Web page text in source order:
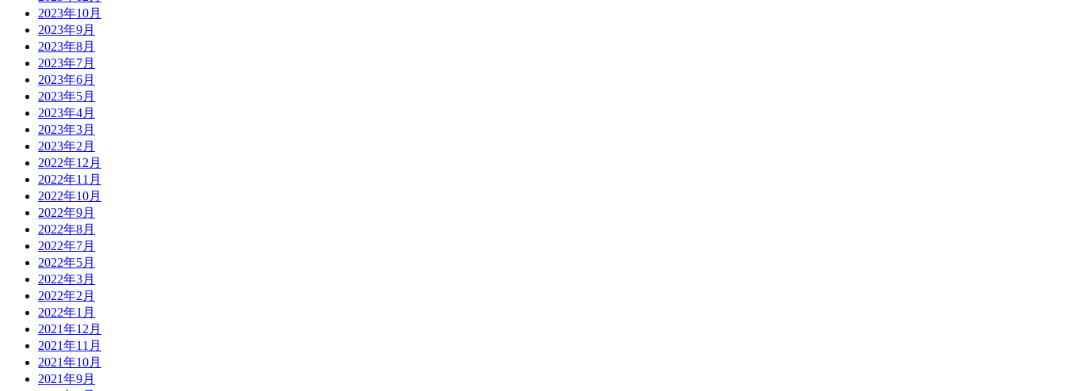
2023年10月
2023年9月
2023年8月
2023年7月
2023年6月
2023年5月
2023年4月
2023年3月
2023年2月
2022年12月
2022年11月
2022年10月
2022年9月
2022年8月
2022年7月
2022年5月
2022年3月
2022年2月
2022年1月
2021年12月
2021年11月
2021年10月
2021年9月